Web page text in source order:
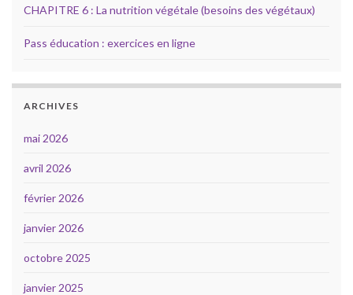
CHAPITRE 6 : La nutrition végétale (besoins des végétaux)
Pass éducation : exercices en ligne
ARCHIVES
mai 2026
avril 2026
février 2026
janvier 2026
octobre 2025
janvier 2025